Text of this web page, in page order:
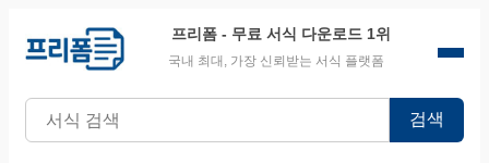
프리폼 - 무료 서식 다운로드 1위
국내 최대, 가장 신뢰받는 서식 플랫폼
검색